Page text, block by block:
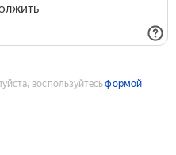
воспользуйтесьформой